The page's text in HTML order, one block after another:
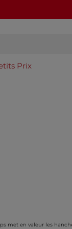
Prix
met en valeur les